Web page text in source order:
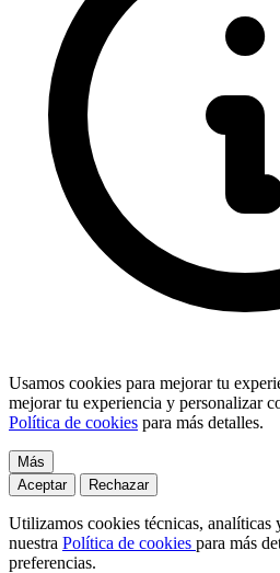
Usamos cookies para mejorar tu
mejorar tu experiencia y personalizar
Política de cookies para más detalles.
Más
Aceptar
Rechazar
Utilizamos cookies técnicas, analíticas
nuestra Política de cookies para más
preferencias.